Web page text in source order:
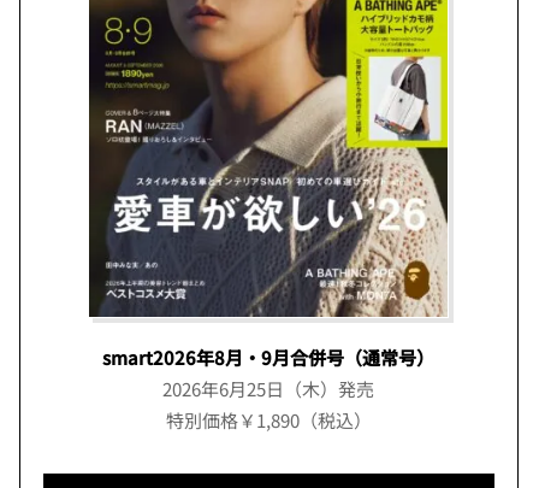
smart2026年8月・9月合併号（通常号）
2026年6月25日（木）発売
特別価格￥1,890（税込）